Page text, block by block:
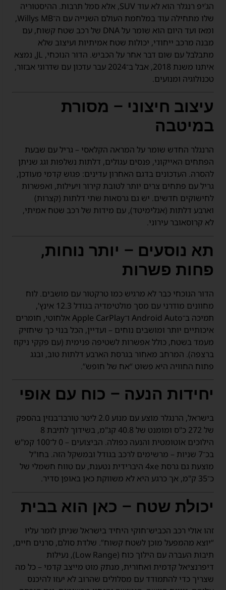
הג’יפ רנגלר הוא לא עוד SUV, אלא סמל תרבות. ההיסטוריה
שלו מתחילה עוד במלחמת העולם השנייה עם ה־Willys MB,
ומאז ועד היום הוא שומר על DNA של רכב שטח קשוח, עם
מבנה מרכב ייחודי, יכולות שטח אמיתיות ועיצוב שלא
מתבלבל עם שום דבר אחר על הכביש. הדור הנוכחי, JL, נמצא
איתנו משנת 2018, אבל ב־2024 עבר עדכון עם שדרוגי אבזור,
טכנולוגיה ומנועים.
עיצוב חיצוני – מסורת
במיטבה
הרנגלר החדש שומר על המראה הקלאסי – גריל עם שבעת
הפתחים האייקוני, פנסים עגולים, דלתות נשלפות וגג שניתן
להסרה. העדכונים בדגם האחרון עדינים: פגוש קדמי מעודכן,
גריל עם פתחים צרים יותר לטובת קירור ויעילות, ואפשרות
לחישוקים חדשים. יש גם גרסאות שתי דלתות (קצרות)
וארבע דלתות (אנלימיטד), עם מידות של רכב שטח אמיתי,
לא קרוסאובר עירוני.
תא נוסעים – יותר נוחות,
פחות פשרות
הדור הנוכחי כבר לא מרגיש כמו טרקטור עם מושבים. לוח
מחוונים מודרני עם מסך מולטימדיה בגודל 12.3 אינץ’,
תמיכה ב־Android Auto ו־Apple CarPlay אלחוטי, חומרים
איכותיים יותר ומושבים נוחים – ועדיין, הכל בנוי כך שיחזיק
מעמד בשטח, כולל אפשרות לשטיפה פנימית (עם פקקי ניקוז
ברצפה). המרחב מאחור בגרסת הארבע דלתות טוב, ובגג
פתוח החוויה היא פשוט “אח של חופש”.
יחידות הנעה – כוח עם אופי
בישראל, הרנגלר מוצע עם מנוע 2.0 ליטר טורבו־בנזין בהספק
של 272 כ"ס ומומנט של 40.8 קג"מ, בשידוך לתיבת 8
הילוכים אוטומטית והנעה כפולה. הביצועים – 0 ל־100 קמ"ש
בכ־7 שניות – מרשימים לרכב בגודל ובמשקל הזה. בחו"ל
מוצעת גם גרסת 4xe היברידית נטענת, עם טווח חשמלי של
כ־35 ק"מ, אך כרגע היא לא משווקת כאן באופן סדיר.
יכולת שטח – כאן הוא בבית
זהו אולי רכב הכביש־חוקי היחיד בישראל שניתן לומר עליו
“יוצא מהמפעל מוכן לשטח קשוח”. שלדת סולם, סרנים חיים,
תיבות העברה עם הילוך כוח (Low Range), נעילות
דיפרנציאל קדמית ואחורית, מנתק מוט מייצב קדמי – כל מה
שצריך כדי להתמודד עם מסלולים שהרוב לא יעזו להיכנס